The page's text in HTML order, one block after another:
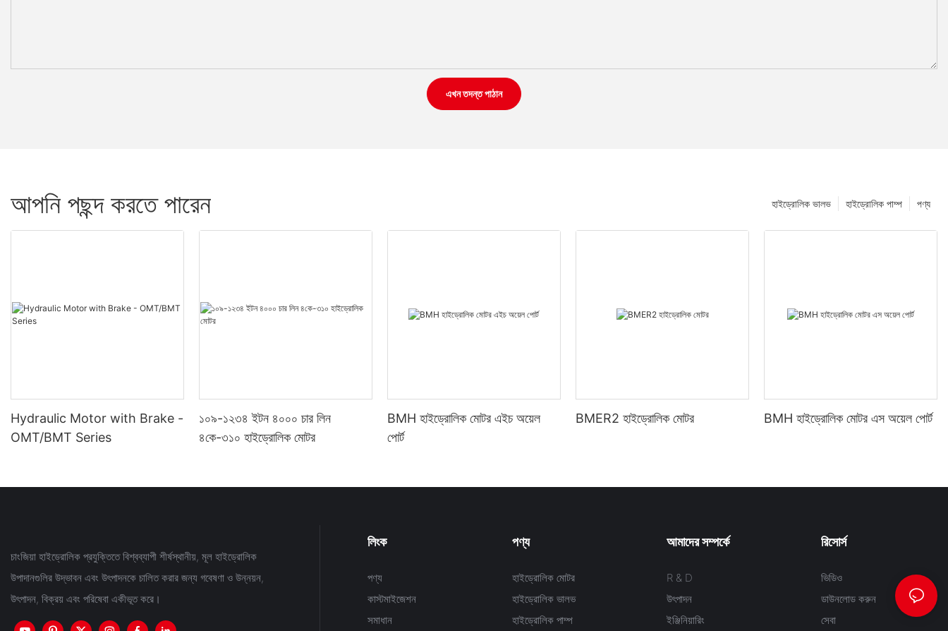
এখন তদন্ত পাঠান
আপনি পছন্দ করতে পারেন পণ্য
হাইড্রোলিক পাম্প
হাইড্রোলিক ভালভ
Hydraulic Motor with Brake -
OMT/BMT Series
১০৯-১২৩৪ ইটন ৪০০০ চার লিন
৪কে-৩১০ হাইড্রোলিক মোটর
BMH হাইড্রোলিক মোটর এইচ অয়েল
পোর্ট
BMER2 হাইড্রোলিক মোটর BMH হাইড্রোলিক মোটর এস অয়েল পোর্ট
চাংজিয়া হাইড্রোলিক প্রযুক্তিতে বিশ্বব্যাপী শীর্ষস্থানীয়, মূল হাইড্রোলিক
উপাদানগুলির উদ্ভাবন এবং উৎপাদনকে চালিত করার জন্য গবেষণা ও উন্নয়ন,
উৎপাদন, বিক্রয় এবং পরিষেবা একীভূত করে।
লিংক
পণ্য
কাস্টমাইজেশন
সমাধান
পণ্য
হাইড্রোলিক মোটর
হাইড্রোলিক ভালভ
হাইড্রোলিক পাম্প
আমাদের সম্পর্কে
R & D
উৎপাদন
ইঞ্জিনিয়ারিং
রিসোর্স
ভিডিও
ডাউনলোড করুন
সেবা